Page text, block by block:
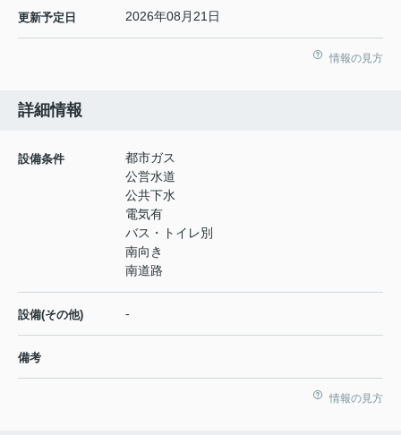
更新予定日 2026年08月21日
情報の見方
詳細情報
設備条件
都市ガス
公営水道
公共下水
電気有
バス・トイレ別
南向き
南道路
設備(その他) -
備考
情報の見方